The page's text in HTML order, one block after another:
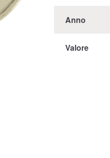
Anno
Valore